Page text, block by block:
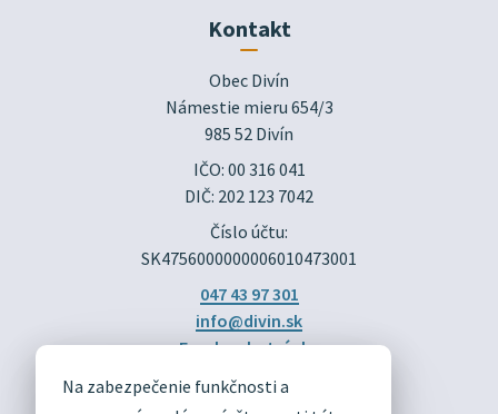
Na zabezpečenie funkčnosti a
Kontakt
Obec Divín
Námestie mieru 654/3
985 52 Divín
IČO: 00 316 041
DIČ: 202 123 7042
Číslo účtu:
SK4756000000006010473001
047 43 97 301
info@divin.sk
Facebook stránka